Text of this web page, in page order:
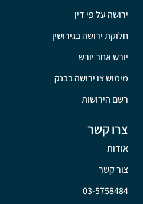
ירושה על פי דין
חלוקת ירושה בגירושין
יורש אחר יורש
מימוש צו ירושה בבנק
רשם הירושות
צרו קשר
אודות
צור קשר
03-5758484